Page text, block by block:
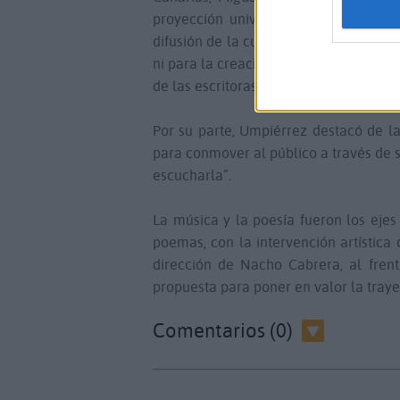
proyección universal de la
difusión de la cultura del
ni para la creación”, afirmó la
de las escritoras en la historia cultural
Por su parte, Umpiérrez destacó de
para conmover al público a través de
escucharla”.
La música y la poesía fueron los
poemas, con la intervención
dirección de Nacho Cabrera, al
propuesta para poner en valor la
Comentarios (0)